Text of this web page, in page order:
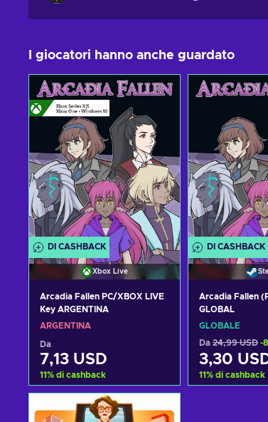
I giocatori hanno anche guardato
DI CASHBACK
Xbox Live
Arcadia Fallen PC/XBOX LIVE
Key ARGENTINA
ARGENTINA
Da
7,13 USD
11% di cashback
Aggiungi al carrello
DI CASHBACK
Arcadia Fallen
GLOBAL
GLOBALE
Da 24,99 USD -
3,30
11% di cashback